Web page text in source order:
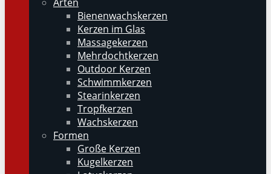
Bienenwachskerzen
Kerzen im Glas
Massagekerzen
Mehrdochtkerzen
Outdoor Kerzen
Schwimmkerzen
Stearinkerzen
Tropfkerzen
Wachskerzen
Formen
Große Kerzen
Kugelkerzen